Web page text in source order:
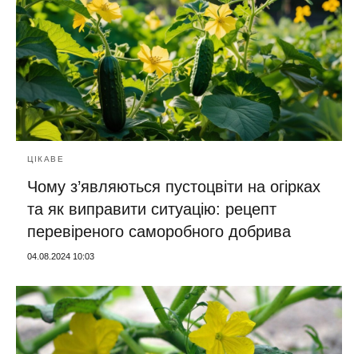
ЦІКАВЕ
Чому з’являються пустоцвіти на огірках
та як виправити ситуацію: рецепт
перевіреного саморобного добрива
04.08.2024 10:03